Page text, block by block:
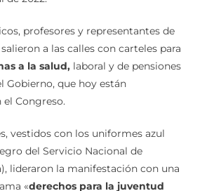
profesores y representantes de
a las calles con carteles para
a la salud, laboral y de pensiones
Gobierno, que hoy están
Congreso.
vestidos con los uniformes azul
del Servicio Nacional de
lideraron la manifestación con una
«derechos para la juventud